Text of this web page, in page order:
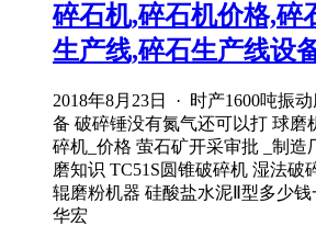
碎石机,碎石机价格,碎
生产线,碎石生产线设
2018年8月23日 · 时产1600吨振
备 破碎锤没有氮气还可以打 球磨
碎机_价格 萤石矿开采审批 _制造
磨知识 TC51S圆锥破碎机 湿法破
辊磨粉机器 硅酸盐水泥Ⅱ型多少
华宏